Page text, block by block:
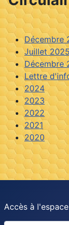
Décembre
Juillet 2025
Décembre
Lettre
2024
2023
2022
2021
2020
Accès à